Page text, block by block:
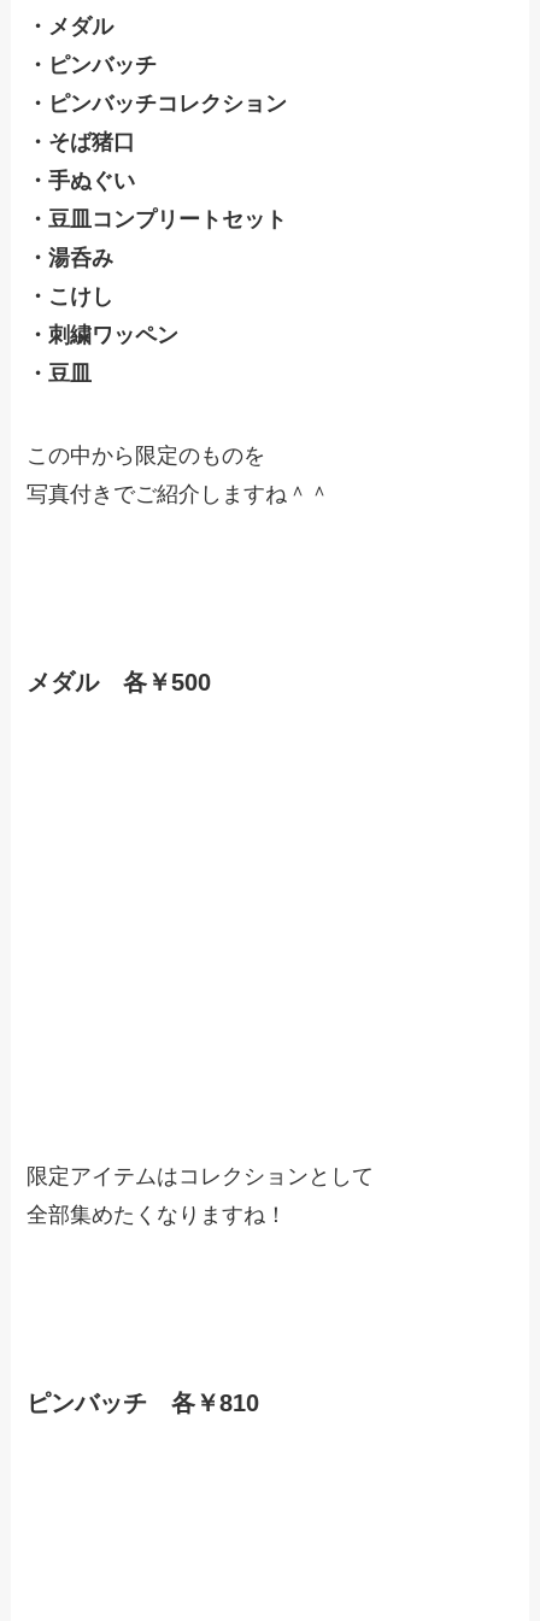
・メダル
・ピンバッチ
・ピンバッチコレクション
・そば猪口
・手ぬぐい
・豆皿コンプリートセット
・湯呑み
・こけし
・刺繍ワッペン
・豆皿
この中から限定のものを
写真付きでご紹介しますね＾＾
メダル 各￥500
限定アイテムはコレクションとして
全部集めたくなりますね！
ピンバッチ 各￥810